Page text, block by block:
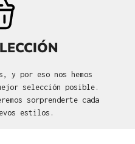
y por eso nos hemos
selección posible.
sorprenderte cada
estilos.